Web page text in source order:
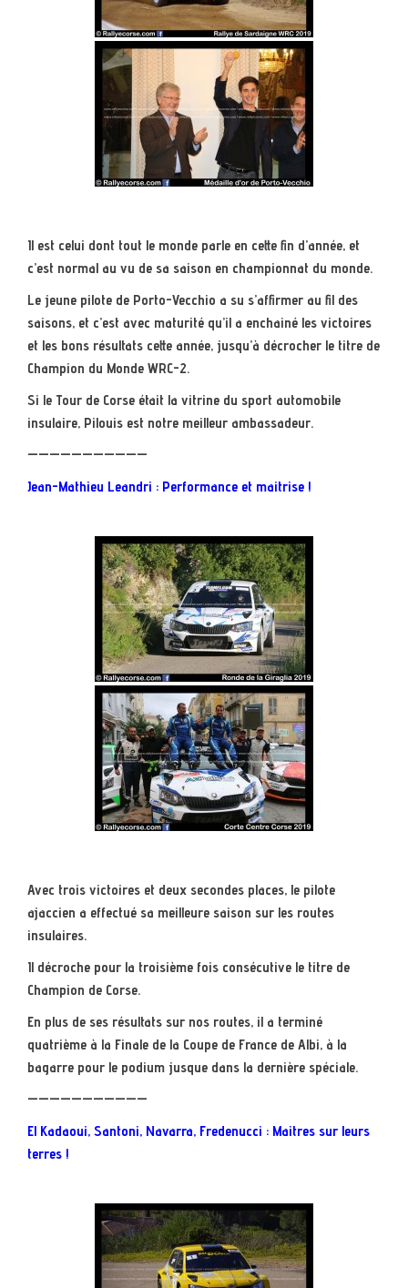
Il est celui dont tout le monde parle en cette fin d’année, et
c’est normal au vu de sa saison en championnat du monde.
Le jeune pilote de Porto-Vecchio a su s’affirmer au fil des
saisons, et c’est avec maturité qu’il a enchainé les victoires
et les bons résultats cette année, jusqu’à décrocher le titre de
Champion du Monde WRC-2.
Si le Tour de Corse était la vitrine du sport automobile
insulaire, Pilouis est notre meilleur ambassadeur.
———————————
Jean-Mathieu Leandri : Performance et maitrise !
Avec trois victoires et deux secondes places, le pilote
ajaccien a effectué sa meilleure saison sur les routes
insulaires.
Il décroche pour la troisième fois consécutive le titre de
Champion de Corse.
En plus de ses résultats sur nos routes, il a terminé
quatrième à la Finale de la Coupe de France de Albi, à la
bagarre pour le podium jusque dans la dernière spéciale.
———————————
El Kadaoui, Santoni, Navarra, Fredenucci : Maitres sur leurs
terres !